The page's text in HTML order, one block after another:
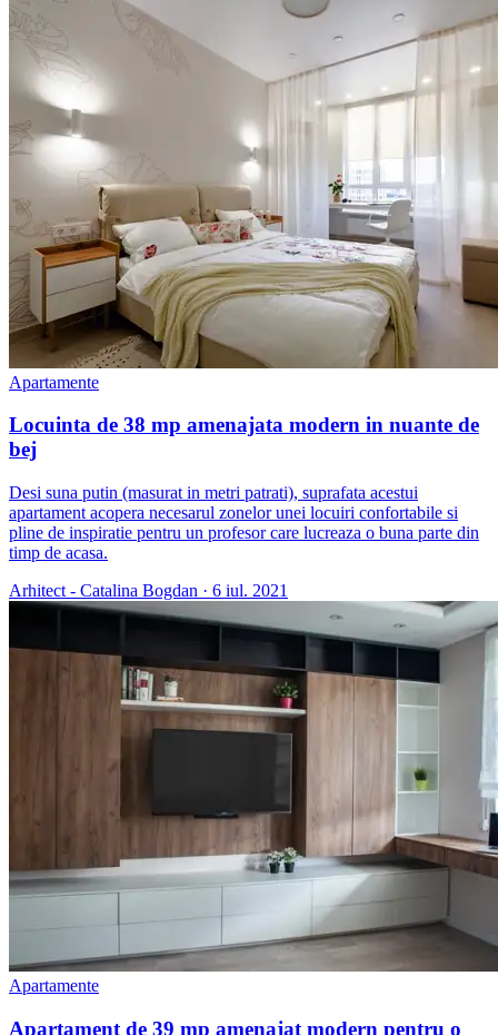
Apartamente
Locuinta de 38 mp amenajata modern in nuante de
bej
Desi suna putin (masurat in metri patrati), suprafata acestui
apartament acopera necesarul zonelor unei locuiri confortabile si
pline de inspiratie pentru un profesor care lucreaza o buna parte din
timp de acasa.
Arhitect - Catalina Bogdan · 6 iul. 2021
Apartamente
Apartament de 39 mp amenajat modern pentru o